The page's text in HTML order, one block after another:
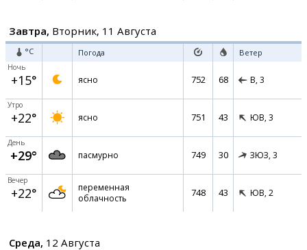
Завтра, Вторник, 11 Августа
°C Погода Ветер
Ночь
+15° ясно 752 68 В, 3
Утро
+22° ясно 751 43 ЮВ, 3
День
+29° пасмурно 749 30 ЗЮЗ, 3
Вечер
+22°
переменная
облачность
748 43 ЮВ, 2
Среда, 12 Августа